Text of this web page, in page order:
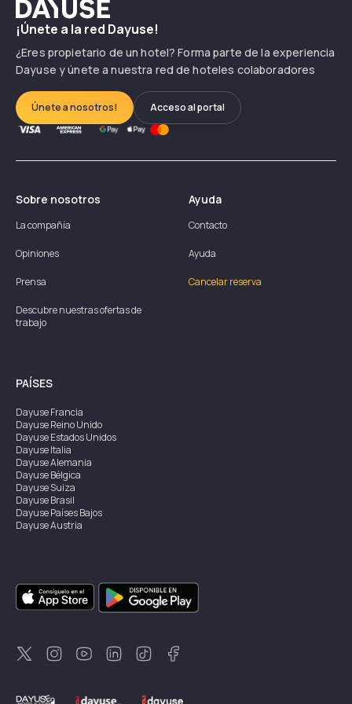
Dayuse
¡Únete a la red Dayuse!
¿Eres propietario de un hotel? Forma parte de la experiencia
Dayuse y únete a nuestra red de hoteles colaboradores
Únete a nosotros! Acceso al portal
Sobre nosotros
La compañía
Opiniones
Prensa
Descubre nuestras ofertas de
trabajo
Ayuda
Contacto
Ayuda
Cancelar reserva
PAÍSES
DayuseFrancia
DayuseReino Unido
DayuseEstados Unidos
DayuseItalia
DayuseAlemania
DayuseBélgica
DayuseSuiza
DayuseBrasil
DayusePaíses Bajos
DayuseAustria
DayuseSingapur
DayuseSuecia
DayuseTailandia
DayuseNueva Zelanda
DayuseTurquía